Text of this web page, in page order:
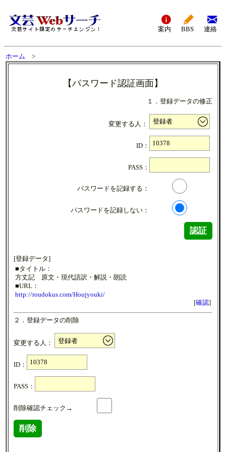
案内 BBS 連絡
ホーム >
【パスワード認証画面】
１．登録データの修正
変更する人：
ID：
PASS：
パスワードを記録する：
パスワードを記録しない：
認証
[登録データ]
■タイトル：
方丈記 原文・現代語訳・解説・朗読
■URL：
http://roudokus.com/Houjyouki/
[確認]
２．登録データの削除
変更する人：
ID：
PASS：
削除確認チェック→
削除